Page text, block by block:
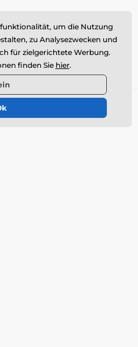
um die Nutzung
zu Analysezwecken und
für zielgerichtete Werbung.
finden Sie hier.